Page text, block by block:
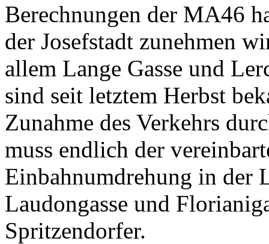
Berechnungen der MA46
der Josefstadt zunehmen
allem Lange Gasse und
sind seit letztem Herbst
Zunahme des Verkehrs
muss endlich der
Einbahnumdrehung in der
Laudongasse und
Spritzendorfer.